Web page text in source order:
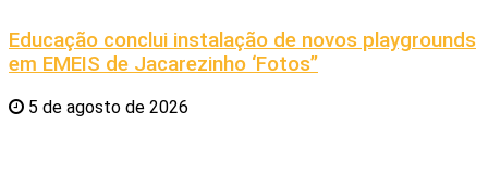
Educação conclui instalação de novos playgrounds
em EMEIS de Jacarezinho ‘Fotos”
5 de agosto de 2026